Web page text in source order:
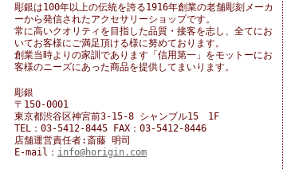
彫銀は100年以上の伝統を誇る1916年創業の老舗彫刻メーカ
ーから発信されたアクセサリーショップです。
常に高いクオリティを目指した品質・接客を志し、全てにお
いてお客様にご満足頂ける様に努めております。
創業当時よりの家訓であります「信用第一」をモットーにお
客様のニーズにあった商品を提供してまいります。
彫銀
〒150-0001
東京都渋谷区神宮前3-15-8 シャンブル15 1F
TEL：03-5412-8445 FAX：03-5412-8446
店舗運営責任者:斎藤 明司
E-mail： info@horigin.com